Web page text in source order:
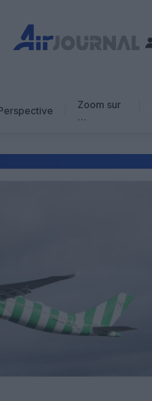
Zoom sur
…